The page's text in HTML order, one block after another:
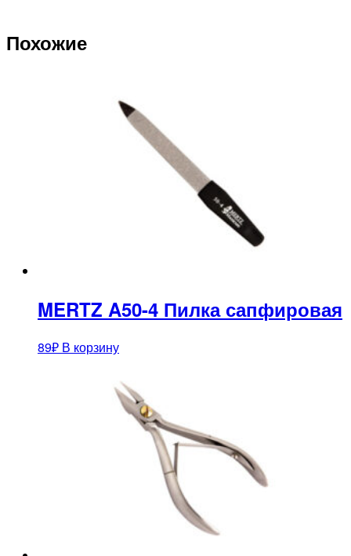
Похожие
MERTZ A50-4 Пилка сапфировая
89₽ В корзину